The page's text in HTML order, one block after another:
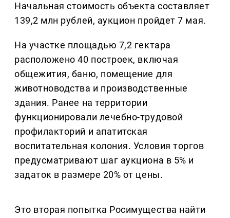
Начальная стоимость объекта составляет
139,2 млн рублей, аукцион пройдет 7 мая.
На участке площадью 7,2 гектара
расположено 40 построек, включая
общежития, баню, помещение для
животноводства и производственные
здания. Ранее на территории
функционировали лечебно-трудовой
профилакторий и апатитская
воспитательная колония. Условия торгов
предусматривают шаг аукциона в 5% и
задаток в размере 20% от цены.
Это вторая попытка Росимущества найти